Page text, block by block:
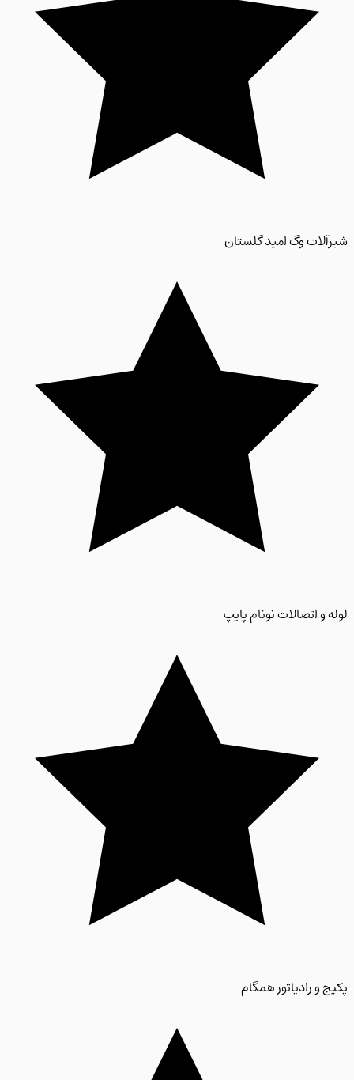
وگ امید گلستان
اتصالات نونام پایپ
و رادیاتور همگام